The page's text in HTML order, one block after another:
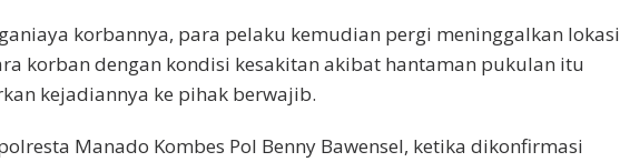
korbannya, para pelaku kemudian pergi meninggalkan lokasi
korban dengan kondisi kesakitan akibat hantaman pukulan itu
kejadiannya ke pihak berwajib.
Manado Kombes Pol Benny Bawensel, ketika dikonfirmasi